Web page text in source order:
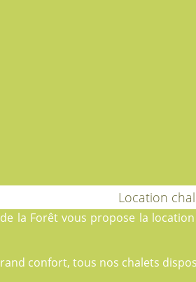
Location
la Forêtvous propose la location
confort, tous nos chalets